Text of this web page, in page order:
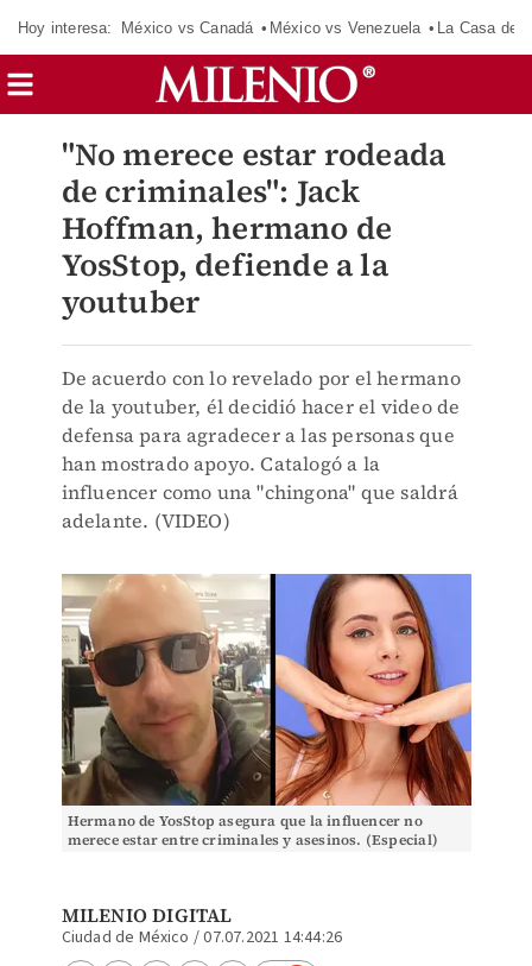
Hoy interesa: México vs Canadá México vs Venezuela La Casa de
"No merece estar rodeada
de criminales": Jack
Hoffman, hermano de
YosStop, defiende a la
youtuber
De acuerdo con lo revelado por el hermano
de la youtuber, él decidió hacer el video de
defensa para agradecer a las personas que
han mostrado apoyo. Catalogó a la
influencer como una "chingona" que saldrá
adelante. (VIDEO)
Hermano de YosStop asegura que la influencer no
merece estar entre criminales y asesinos. (Especial)
MILENIO DIGITAL
Ciudad de México /07.07.2021 14:44:26